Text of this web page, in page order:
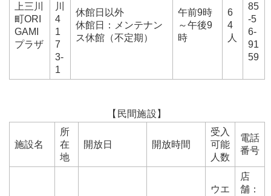
上三川
町ORI
GAMI
プラザ
川
4
1
7
3-
1
休館日以外
休館日：メンテナン
ス休館（不定期）
午前9時
～午後9
時
6
4
人
85
-5
6-
91
59
【民間施設】
施設名
所
在
地
開放日 開放時間
受入
可能
人数
電話
番号
ウエ
店
舗：